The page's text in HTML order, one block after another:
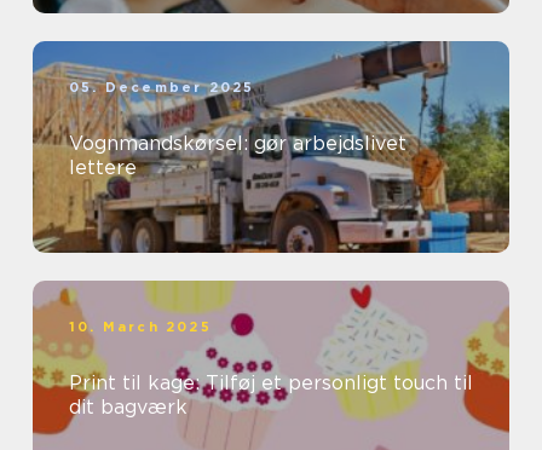
05. December 2025
Vognmandskørsel: gør arbejdslivet
lettere
10. March 2025
Print til kage: Tilføj et personligt touch til
dit bagværk